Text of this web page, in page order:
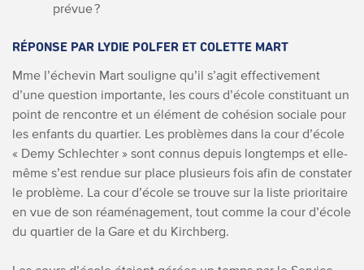
prévue ?
RÉPONSE PAR LYDIE POLFER ET COLETTE MART
Mme l’échevin Mart souligne qu’il s’agit effectivement
d’une question importante, les cours d’école constituant un
point de rencontre et un élément de cohésion sociale pour
les enfants du quartier. Les problèmes dans la cour d’école
« Demy Schlechter » sont connus depuis longtemps et elle-
même s’est rendue sur place plusieurs fois afin de constater
le problème. La cour d’école se trouve sur la liste prioritaire
en vue de son réaménagement, tout comme la cour d’école
du quartier de la Gare et du Kirchberg.